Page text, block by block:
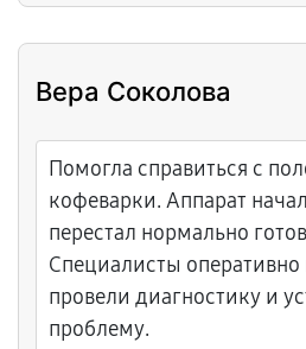
Вера Соколова
Помогла справиться с
кофеварки. Аппарат
перестал нормально
Специалисты оперативно
провели диагностику и
проблему.